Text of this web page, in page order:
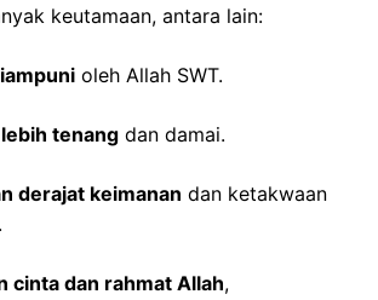
keutamaan, antara lain:
oleh Allah SWT.
tenang dan damai.
derajat keimanan dan ketakwaan
cinta dan rahmat Allah,